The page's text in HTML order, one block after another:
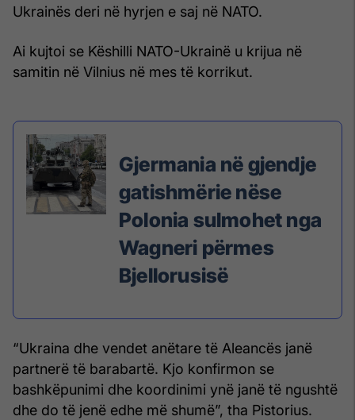
Ukrainës deri në hyrjen e saj në NATO.
Ai kujtoi se Këshilli NATO-Ukrainë u krijua në
samitin në Vilnius në mes të korrikut.
Gjermania në gjendje
gatishmërie nëse
Polonia sulmohet nga
Wagneri përmes
Bjellorusisë
“Ukraina dhe vendet anëtare të Aleancës janë
partnerë të barabartë. Kjo konfirmon se
bashkëpunimi dhe koordinimi ynë janë të ngushtë
dhe do të jenë edhe më shumë”, tha Pistorius.